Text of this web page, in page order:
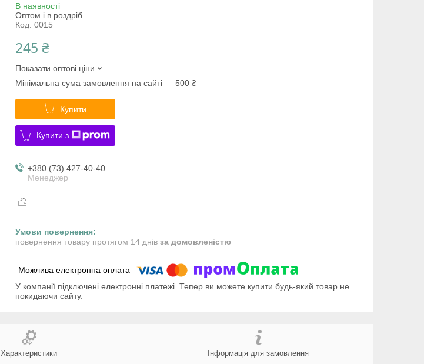
В наявності
Оптом і в роздріб
Код: 0015
245 ₴
Показати оптові ціни
Мінімальна сума замовлення на сайті — 500 ₴
Купити
Купити з
+380 (73) 427-40-40
Менеджер
повернення товару протягом 14 днів за домовленістю
У компанії підключені електронні платежі. Тепер ви можете купити будь-який товар не
покидаючи сайту.
Характеристики Інформація для замовлення